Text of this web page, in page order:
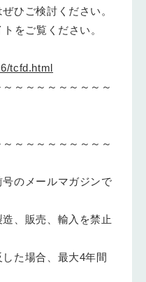
ひご検討ください。
をご覧ください。
tcfd.html
～～～～～～～～～
～～～～～～～～～
のメールマガジンで
、販売、輸入を禁止
た場合、最大4年間